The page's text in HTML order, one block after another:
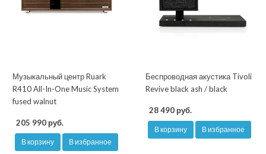
Музыкальный центр Ruark
R410 All-In-One Music System
fused walnut
205 990 руб.
В корзину В избранное
Беспроводная акустика Tivoli
Revive black ash / black
28 490 руб.
В корзину В избранное